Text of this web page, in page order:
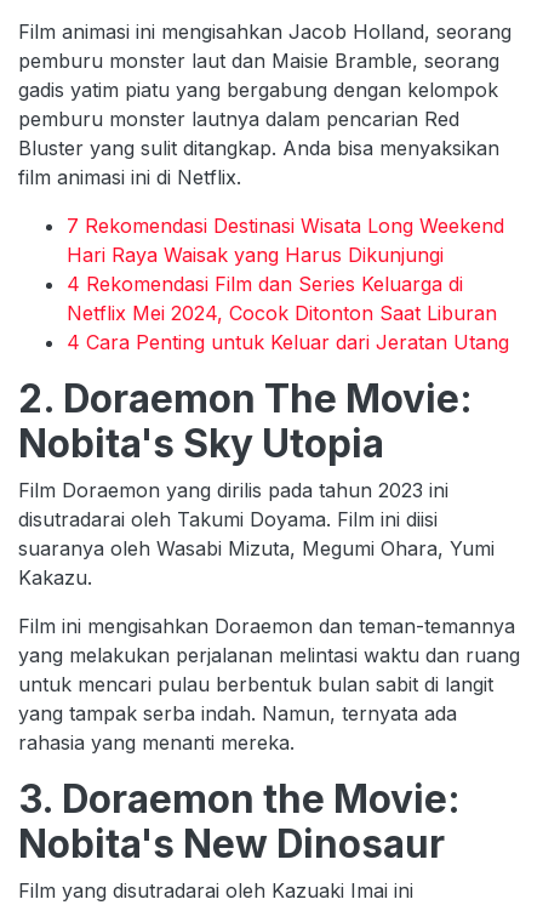
Film animasi ini mengisahkan Jacob Holland, seorang
pemburu monster laut dan Maisie Bramble, seorang
gadis yatim piatu yang bergabung dengan kelompok
pemburu monster lautnya dalam pencarian Red
Bluster yang sulit ditangkap. Anda bisa menyaksikan
film animasi ini di Netflix.
7 Rekomendasi Destinasi Wisata Long Weekend
Hari Raya Waisak yang Harus Dikunjungi
4 Rekomendasi Film dan Series Keluarga di
Netflix Mei 2024, Cocok Ditonton Saat Liburan
4 Cara Penting untuk Keluar dari Jeratan Utang
2. Doraemon The Movie:
Nobita's Sky Utopia
Film Doraemon yang dirilis pada tahun 2023 ini
disutradarai oleh Takumi Doyama. Film ini diisi
suaranya oleh Wasabi Mizuta, Megumi Ohara, Yumi
Kakazu.
Film ini mengisahkan Doraemon dan teman-temannya
yang melakukan perjalanan melintasi waktu dan ruang
untuk mencari pulau berbentuk bulan sabit di langit
yang tampak serba indah. Namun, ternyata ada
rahasia yang menanti mereka.
3. Doraemon the Movie:
Nobita's New Dinosaur
Film yang disutradarai oleh Kazuaki Imai ini